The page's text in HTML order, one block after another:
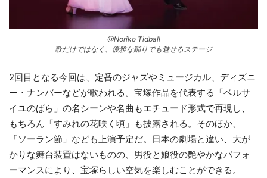
@Noriko Tidball
歌だけではなく、優雅な踊りでも魅せるステージ
2回目となる今回は、定番のジャズやミュージカル、ディズニ
ー・ナンバーなどが歌われる。宝塚作品を代表する「ベルサ
イユのばら」の名シーンや名曲もエチュード形式で再現し、
もちろん「すみれの花咲く頃」も披露される。そのほか、
「ソーラン節」なども上演予定だ。日本の劇場と違い、大が
かりな舞台装置はないものの、男役と娘役の艶やかなパフォ
ーマンスにより、宝塚らしい空気を楽しむことができる。